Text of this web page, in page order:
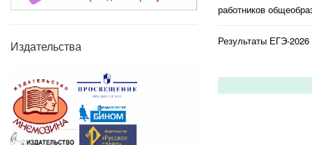
Издательства
работников
Результаты ЕГЭ-